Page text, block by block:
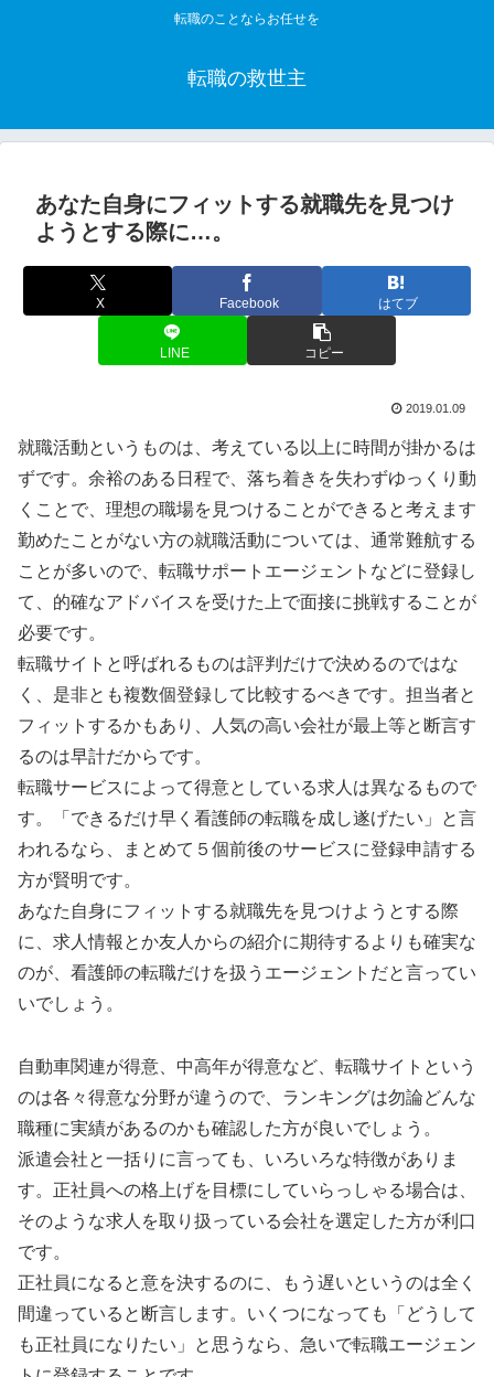
転職のことならお任せを
転職の救世主
あなた自身にフィットする就職先を見つけ
ようとする際に…。
X Facebook はてブ
LINE コピー
2019.01.09
就職活動というものは、考えている以上に時間が掛かるは
ずです。余裕のある日程で、落ち着きを失わずゆっくり動
くことで、理想の職場を見つけることができると考えます
勤めたことがない方の就職活動については、通常難航する
ことが多いので、転職サポートエージェントなどに登録し
て、的確なアドバイスを受けた上で面接に挑戦することが
必要です。
転職サイトと呼ばれるものは評判だけで決めるのではな
く、是非とも複数個登録して比較するべきです。担当者と
フィットするかもあり、人気の高い会社が最上等と断言す
るのは早計だからです。
転職サービスによって得意としている求人は異なるもので
す。「できるだけ早く看護師の転職を成し遂げたい」と言
われるなら、まとめて５個前後のサービスに登録申請する
方が賢明です。
あなた自身にフィットする就職先を見つけようとする際
に、求人情報とか友人からの紹介に期待するよりも確実な
のが、看護師の転職だけを扱うエージェントだと言ってい
いでしょう。
自動車関連が得意、中高年が得意など、転職サイトという
のは各々得意な分野が違うので、ランキングは勿論どんな
職種に実績があるのかも確認した方が良いでしょう。
派遣会社と一括りに言っても、いろいろな特徴がありま
す。正社員への格上げを目標にしていらっしゃる場合は、
そのような求人を取り扱っている会社を選定した方が利口
です。
正社員になると意を決するのに、もう遅いというのは全く
間違っていると断言します。いくつになっても「どうして
も正社員になりたい」と思うなら、急いで転職エージェン